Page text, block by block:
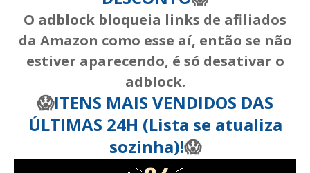
O adblock bloqueia links de afiliados
da Amazon como esse aí, então se não
estiver aparecendo, é só desativar o
adblock.
😱ITENS MAIS VENDIDOS DAS
ÚLTIMAS 24H (Lista se atualiza
sozinha)!😱